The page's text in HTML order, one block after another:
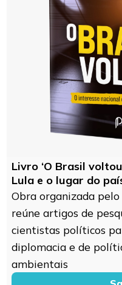
Livro ‘O Brasil
Lula e o lugar do
Obra organizada
reúne artigos de
cientistas políticos
diplomacia e de
ambientais